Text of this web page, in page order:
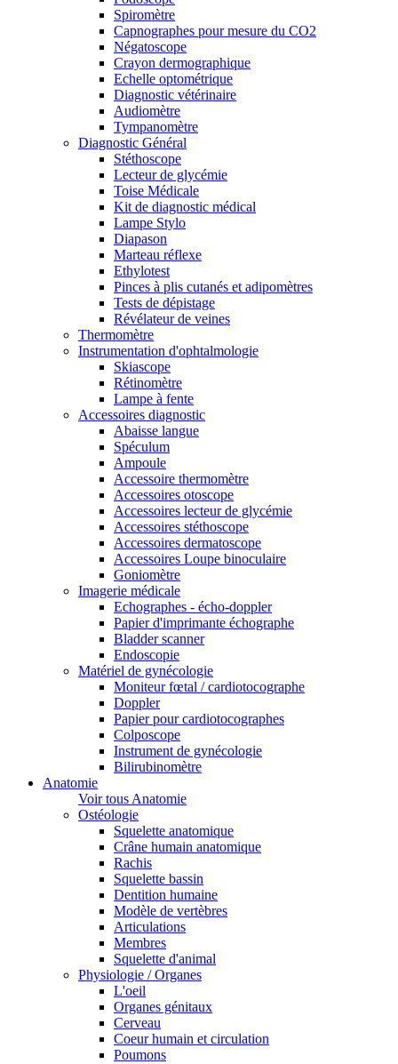
Spiromètre
Capnographes pour mesure du CO2
Négatoscope
Crayon dermographique
Echelle optométrique
Diagnostic vétérinaire
Audiomètre
Tympanomètre
Diagnostic Général
Stéthoscope
Lecteur de glycémie
Toise Médicale
Kit de diagnostic médical
Lampe Stylo
Diapason
Marteau réflexe
Ethylotest
Pinces à plis cutanés et adipomètres
Tests de dépistage
Révélateur de veines
Thermomètre
Instrumentation d'ophtalmologie
Skiascope
Rétinomètre
Lampe à fente
Accessoires diagnostic
Abaisse langue
Spéculum
Ampoule
Accessoire thermomètre
Accessoires otoscope
Accessoires lecteur de glycémie
Accessoires stéthoscope
Accessoires dermatoscope
Accessoires Loupe binoculaire
Goniomètre
Imagerie médicale
Echographes - écho-doppler
Papier d'imprimante échographe
Bladder scanner
Endoscopie
Matériel de gynécologie
Moniteur fœtal / cardiotocographe
Doppler
Papier pour cardiotocographes
Colposcope
Instrument de gynécologie
Bilirubinomètre
Anatomie
Voir tous Anatomie
Ostéologie
Squelette anatomique
Crâne humain anatomique
Rachis
Squelette bassin
Dentition humaine
Modèle de vertèbres
Articulations
Membres
Squelette d'animal
Physiologie / Organes
L'oeil
Organes génitaux
Cerveau
Coeur humain et circulation
Poumons